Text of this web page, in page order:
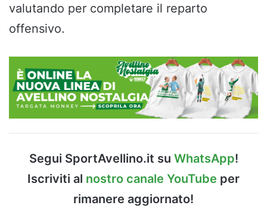
valutando per completare il reparto
offensivo.
Segui SportAvellino.it su WhatsApp!
Iscriviti al nostro canale YouTube per
rimanere aggiornato!